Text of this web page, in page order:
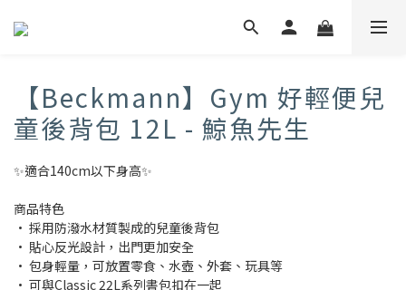
【Beckmann】Gym 好輕便兒
童後背包 12L - 鯨魚先生
✨適合140cm以下身高✨
商品特色
• 採用防潑水材質製成的兒童後背包
• 貼心反光設計，出門更加安全
• 包身輕量，可放置零食、水壺、外套、玩具等
• 可與Classic 22L系列書包扣在一起